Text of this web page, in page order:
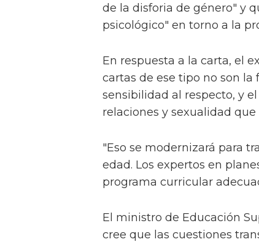
de la disforia de género" y
psicológico" en torno a la
En respuesta a la carta, el
cartas de ese tipo no son
sensibilidad al respecto, y
relaciones y sexualidad
"Eso se modernizará para
edad. Los expertos en
programa curricular
El ministro de Educación
cree que las cuestiones